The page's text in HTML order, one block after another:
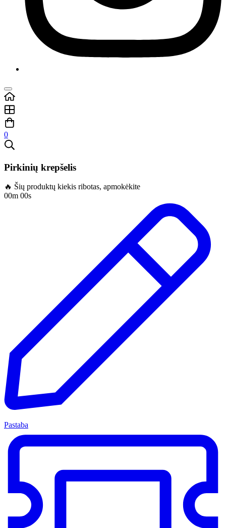
0
Pirkinių krepšelis
🔥 Šių produktų kiekis ribotas, apmokėkite
00m 00s
Pastaba